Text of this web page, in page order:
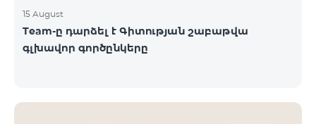
15 August
Team-ը դարձել է Գիտության շաբաթվա
գլխավոր գործընկերը